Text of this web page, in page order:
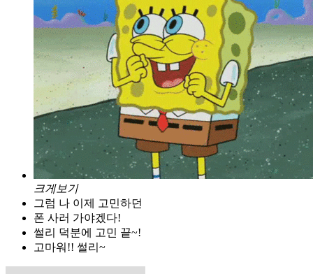
크게보기
그럼 나 이제 고민하던
폰 사러 가야겠다!
썰리 덕분에 고민 끝~!
고마워!! 썰리~